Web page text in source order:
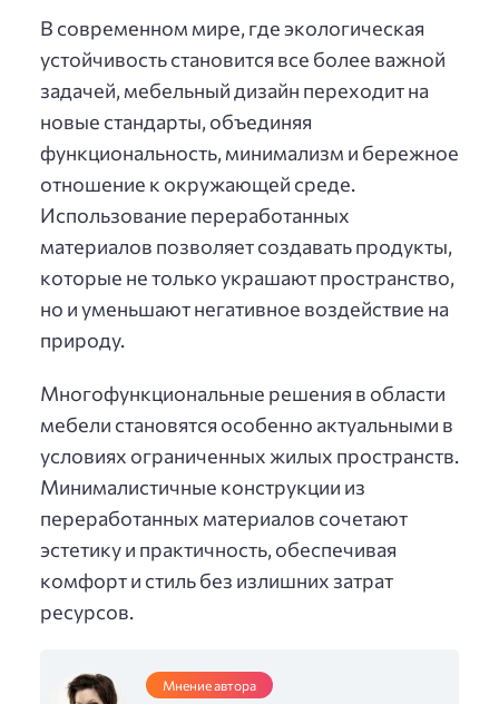
В современном мире, где экологическая
устойчивость становится все более важной
задачей, мебельный дизайн переходит на
новые стандарты, объединяя
функциональность, минимализм и бережное
отношение к окружающей среде.
Использование переработанных
материалов позволяет создавать продукты,
которые не только украшают пространство,
но и уменьшают негативное воздействие на
природу.
Многофункциональные решения в области
мебели становятся особенно актуальными в
условиях ограниченных жилых пространств.
Минималистичные конструкции из
переработанных материалов сочетают
эстетику и практичность, обеспечивая
комфорт и стиль без излишних затрат
ресурсов.
Мнение автора